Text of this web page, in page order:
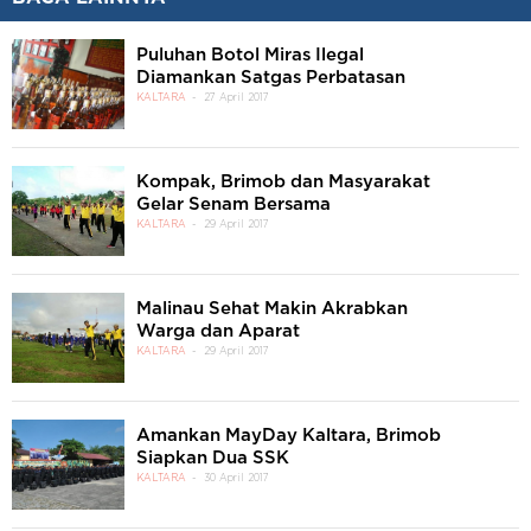
Puluhan Botol Miras Ilegal
Diamankan Satgas Perbatasan
KALTARA 27 April 2017
Kompak, Brimob dan Masyarakat
Gelar Senam Bersama
KALTARA 29 April 2017
Malinau Sehat Makin Akrabkan
Warga dan Aparat
KALTARA 29 April 2017
Amankan MayDay Kaltara, Brimob
Siapkan Dua SSK
KALTARA 30 April 2017